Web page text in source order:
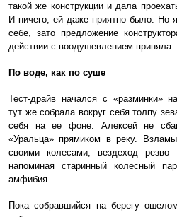
такой же конструкции и дала
И ничего, ей даже приятно было. Но
себе, зато предложение
действии с воодушевлением приняла.
По воде, как по суше
Тест-драйв начался с «разминки»
тут же собрала вокруг себя толпу
себя на ее фоне. Алексей не
«Уральца» прямиком в реку.
своими колесами, вездеход
напоминая старинный колесный
амфибия.
Пока собравшийся на берегу